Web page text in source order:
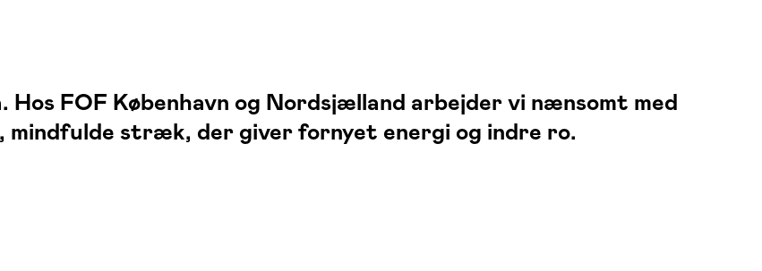
Hos FOF København og Nordsjælland arbejder vi nænsomt med
mindfulde stræk, der giver fornyet energi og indre ro.